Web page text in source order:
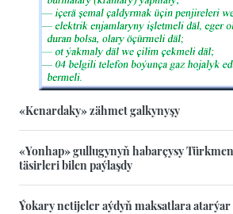
«Kenardaky» zähmet galkynyşy
«Yonhap» gullugynyň habarçysy
täsirleri bilen paýlaşdy
Ýokary netijeler aýdyň maksatlara atarýar